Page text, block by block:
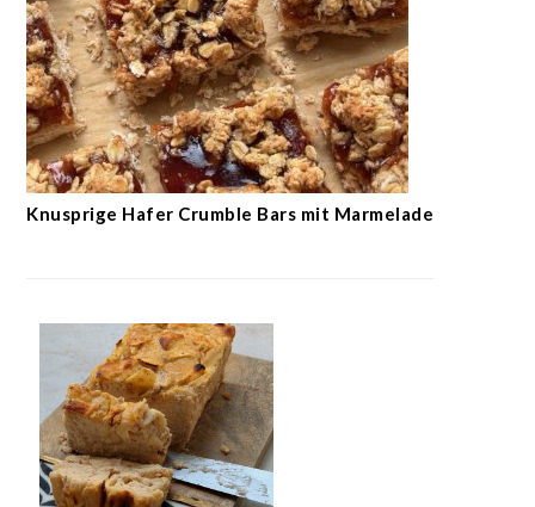
Knusprige Hafer Crumble Bars mit Marmelade